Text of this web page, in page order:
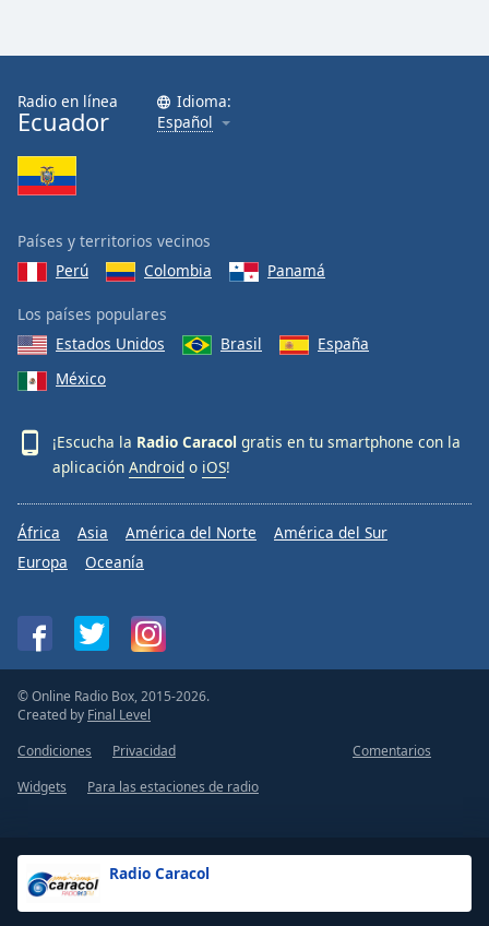
Radio Caracol
Radio en línea
Ecuador
Idioma:
Español
Países y territorios vecinos
Perú
Colombia Panamá
Los países populares
Estados Unidos
Brasil
España
México
¡Escucha la Radio Caracol gratis en tu smartphone con la
aplicación Android o iOS!
África Asia América del Norte
América del Sur
Europa
Oceanía
© Online Radio Box, 2015-2026.
Created by Final Level
Condiciones
Privacidad
Comentarios
Widgets
Para las estaciones de radio